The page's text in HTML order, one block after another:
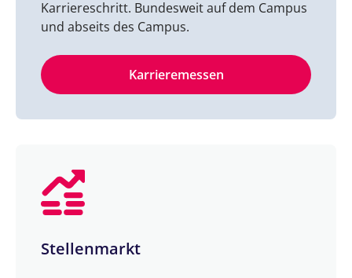
Karriereschritt. Bundesweit auf dem Campus
und abseits des Campus.
Karrieremessen
Stellenmarkt